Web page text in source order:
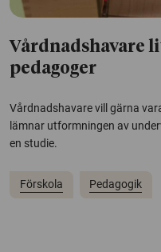
Vårdnadshavare
pedagoger
Vårdnadshavare vill gärna
lämnar utformningen av
en studie.
Förskola Pedagogik